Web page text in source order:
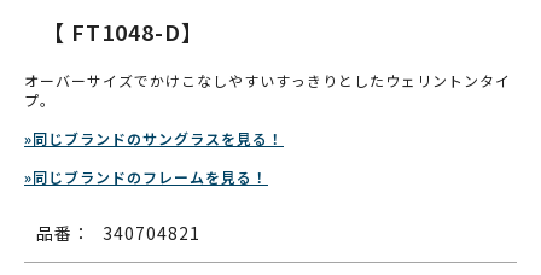
【 FT1048-D】
オーバーサイズでかけこなしやすいすっきりとしたウェリントンタイ
プ。
»同じブランドのサングラスを見る！
»同じブランドのフレームを見る！
品番： 340704821